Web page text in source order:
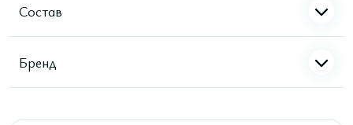
Состав
Бренд